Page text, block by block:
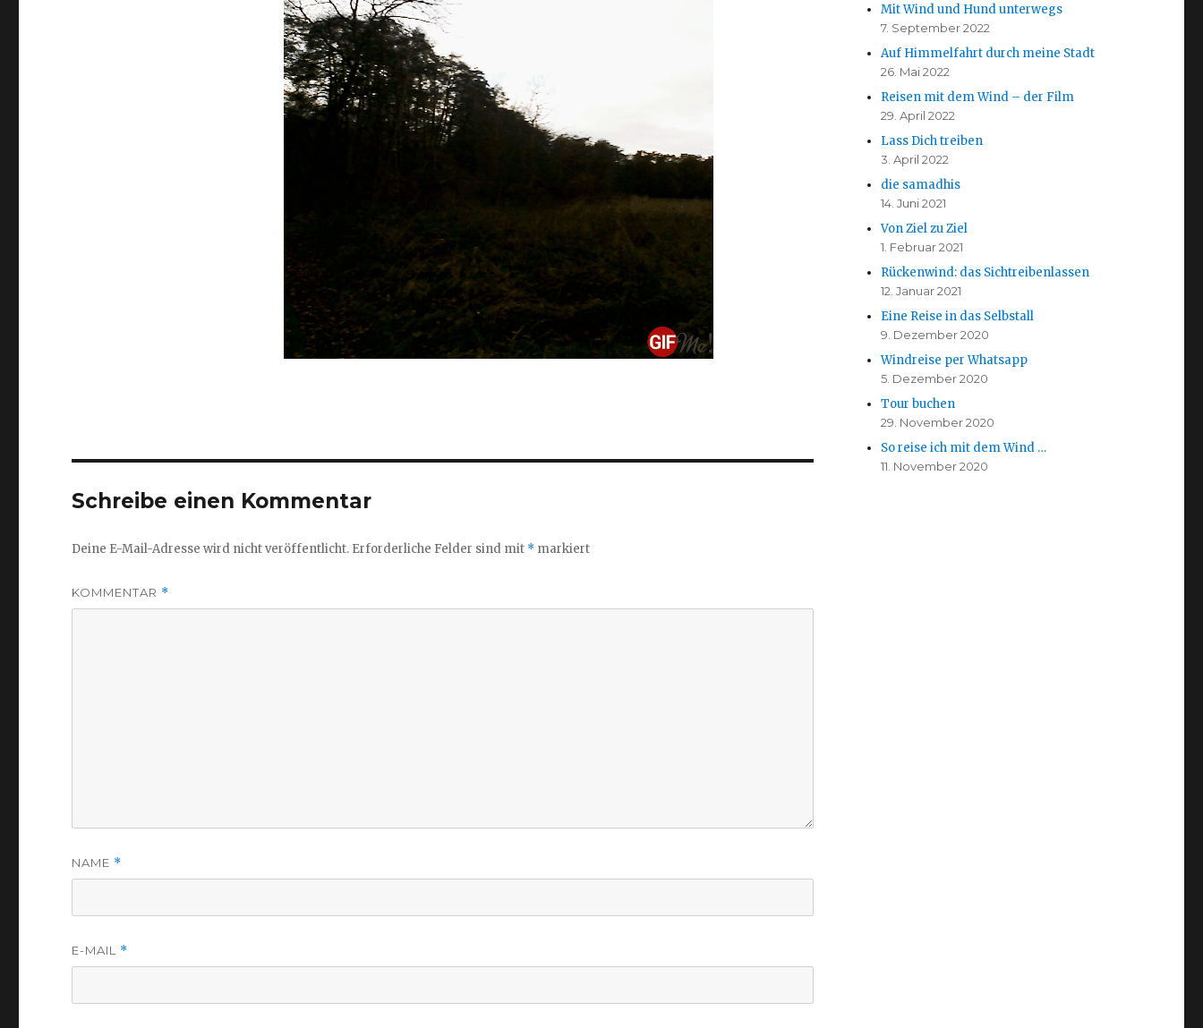
Schreibe einen Kommentar
Deine E-Mail-Adresse wird nicht veröffentlicht. Erforderliche Felder sind mit * markiert
KOMMENTAR *
NAME *
E-MAIL *
Mit Wind und Hund unterwegs
7. September 2022
Auf Himmelfahrt durch meine Stadt
26. Mai 2022
Reisen mit dem Wind – der Film
29. April 2022
Lass Dich treiben
3. April 2022
die samadhis
14. Juni 2021
Von Ziel zu Ziel
1. Februar 2021
Rückenwind: das Sichtreibenlassen
12. Januar 2021
Eine Reise in das Selbstall
9. Dezember 2020
Windreise per Whatsapp
5. Dezember 2020
Tour buchen
29. November 2020
So reise ich mit dem Wind …
11. November 2020